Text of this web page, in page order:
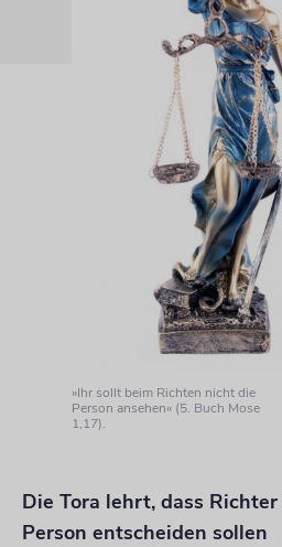
»Ihr sollt beim Richten nicht die
Person ansehen« (5. Buch Mose
1,17).
Die Tora lehrt, dass
Person entscheiden sollen